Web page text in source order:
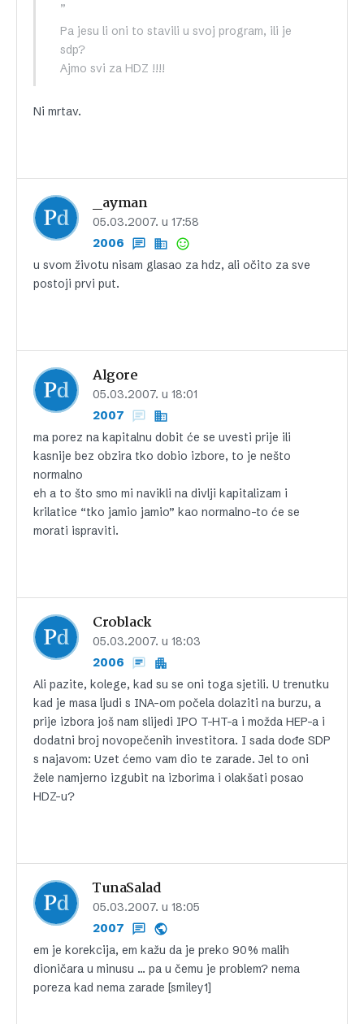
”
Pa jesu li oni to stavili u svoj program, ili je
sdp?
Ajmo svi za HDZ !!!!
Ni mrtav.
_ayman
05.03.2007. u 17:58
2006
u svom životu nisam glasao za hdz, ali očito za sve
postoji prvi put.
Algore
05.03.2007. u 18:01
2007
ma porez na kapitalnu dobit će se uvesti prije ili
kasnije bez obzira tko dobio izbore, to je nešto
normalno
eh a to što smo mi navikli na divlji kapitalizam i
krilatice “tko jamio jamio” kao normalno-to će se
morati ispraviti.
Croblack
05.03.2007. u 18:03
2006
Ali pazite, kolege, kad su se oni toga sjetili. U trenutku
kad je masa ljudi s INA-om počela dolaziti na burzu, a
prije izbora još nam slijedi IPO T-HT-a i možda HEP-a i
dodatni broj novopečenih investitora. I sada dođe SDP
s najavom: Uzet ćemo vam dio te zarade. Jel to oni
žele namjerno izgubit na izborima i olakšati posao
HDZ-u?
TunaSalad
05.03.2007. u 18:05
2007
em je korekcija, em kažu da je preko 90% malih
dioničara u minusu … pa u čemu je problem? nema
poreza kad nema zarade [smiley1]